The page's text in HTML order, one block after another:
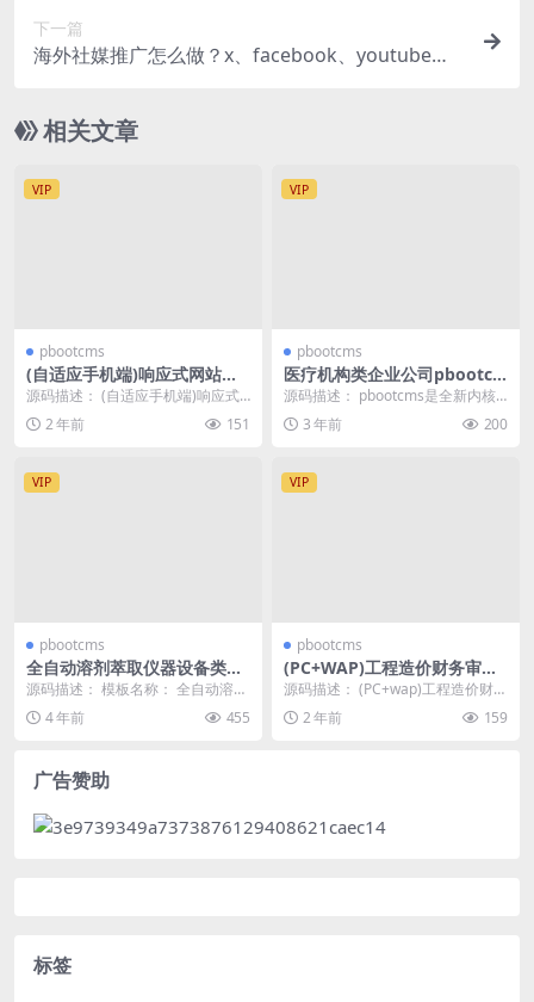
下一篇
海外社媒推广怎么做？x、facebook、youtube等
相关文章
VIP
pbootcms
(自适应手机端)响应式网站建
设软件开发小程序开发类网站
pbootcms模板
源码描述： (自适应手机端)响应式
网站建设软件开发小程序开发类网
站pbootcm...
2 年前 151
VIP
pbootcms
医疗机构类企业公司pbootc
ms网站模板(pc端+wap手机
端)
源码描述： pbootcms是全新内核
且永久开源免费的PHP企业网站开
发建设管理...
3 年前 200
VIP
pbootcms
全自动溶剂萃取仪器设备类网
站pbootcms模板
源码描述： 模板名称： 全自动溶剂
萃取仪器设备类网站pbootcms模板
(自适应...
4 年前 455
VIP
pbootcms
(PC+WAP)工程造价财务审计
网站模板 企业管理网站源码下
载
源码描述： (PC+wap)工程造价财务
审计网站模板 企业管理网站源码下
载 pb...
2 年前 159
广告赞助
标签